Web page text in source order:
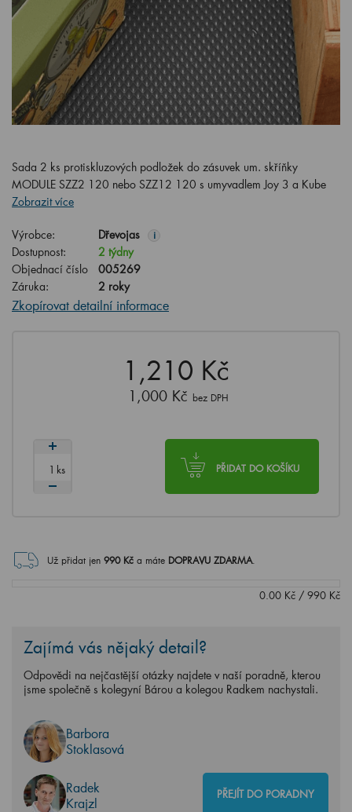
Sada 2 ks protiskluzových podložek do zásuvek um. skříňky
MODULE SZZ2 120 nebo SZZ12 120 s umyvadlem Joy 3 a Kube
Zobrazit více
Výrobce: Dřevojas i
Dostupnost:
2 týdny
Objednací číslo
005269
Záruka:
2 roky
Zkopírovat detailní informace
1,210 Kč
1,000 Kč bez DPH
PŘIDAT DO KOŠÍKU
ks
Už přidat jen 990Kč a máte DOPRAVU ZDARMA.
0.00 Kč / 990 Kč
Zajímá vás nějaký detail?
Odpovědi na nejčastější otázky najdete v naší poradně, kterou
jsme společně s kolegyní Bárou a kolegou Radkem nachystali.
Barbora
Stoklasová
Radek
Krajzl
PŘEJÍT DO PORADNY